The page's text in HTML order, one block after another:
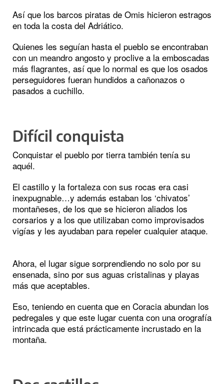
Así que los barcos piratas de Omis hicieron estragos
en toda la costa del Adriático.
Quienes les seguían hasta el pueblo se encontraban
con un meandro angosto y proclive a la emboscadas
más flagrantes, así que lo normal es que los osados
perseguidores fueran hundidos a cañonazos o
pasados a cuchillo.
Difícil conquista
Conquistar el pueblo por tierra también tenía su
aquél.
El castillo y la fortaleza con sus rocas era casi
inexpugnable…y además estaban los ‘chivatos’
montañeses, de los que se hicieron aliados los
corsarios y a los que utilizaban como improvisados
vigías y les ayudaban para repeler cualquier ataque.
Ahora, el lugar sigue sorprendiendo no solo por su
ensenada, sino por sus aguas cristalinas y playas
más que aceptables.
Eso, teniendo en cuenta que en Coracia abundan los
pedregales y que este lugar cuenta con una orografía
intrincada que está prácticamente incrustado en la
montaña.